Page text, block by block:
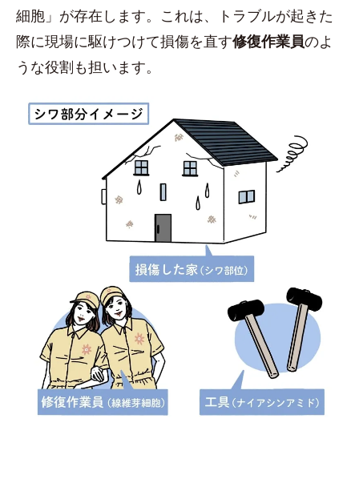
細胞」が存在します。これは、トラブルが起きた
際に現場に駆けつけて損傷を直す修復作業員のよ
うな役割も担います。